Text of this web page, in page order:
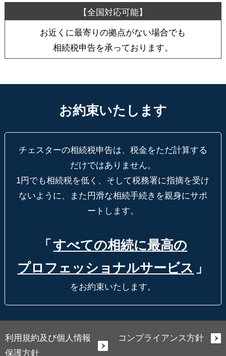
お近くに最寄りの拠点がない場合でも
相続税申告を承っております。
お約束いたします
チェスターの相続税申告は、税金をただ計算する
だけではありません。
1円でも相続税を低く、そして税務署に指摘を受け
ないように、
また円滑な相続手続きを親身にサポ
ートします。
「 すべての相続に最高の
プロフェッショナルサービス 」
をお約束いたします。
利用規約及び個人情報
保護方針
コンプライアンス方針